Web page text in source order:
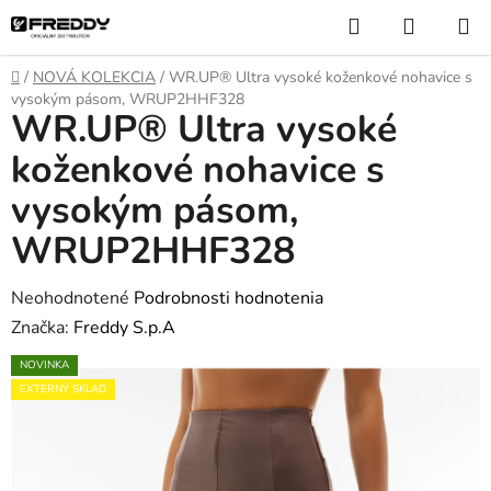
Prejsť
na
obsah
Hľadať
KOŠÍK
Domov
/ NOVÁ KOLEKCIA / WR.UP® Ultra vysoké koženkové nohavice s
vysokým pásom, WRUP2HHF328
WR.UP® Ultra vysoké
koženkové nohavice s
vysokým pásom,
WRUP2HHF328
Priemerné
hodnotenie
produktu
je
Neohodnotené Podrobnosti hodnotenia
Značka: Freddy S.p.A
NOVINKA
EXTERNÝ SKLAD